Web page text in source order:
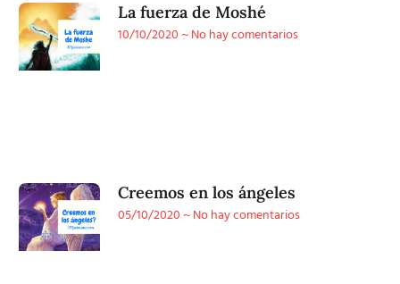
La fuerza de Moshé
10/10/2020 No hay comentarios
Creemos en los ángeles
05/10/2020 No hay comentarios